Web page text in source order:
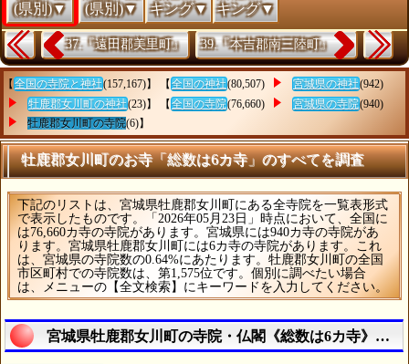
(県別)▼
(県別)▼
キング▼ キング▼
37.『遠田郡美里町』 39.『本吉郡南三陸町』
【 全国の寺院と神社(157,167)】 【 全国の神社(80,507) 宮城県の神社(942)
牡鹿郡女川町の神社(23)】 【 全国の寺院(76,660) 宮城県の寺院(940)
牡鹿郡女川町の寺院(6)】
牡鹿郡女川町のお寺「総数は6カ寺」のすべてを調査
下記のリストは、宮城県牡鹿郡女川町にある全寺院を一覧表形式
で表示したものです。「2026年05月23日」時点において、全国に
は76,660カ寺の寺院があります。宮城県には940カ寺の寺院があ
ります。宮城県牡鹿郡女川町には6カ寺の寺院があります。これ
は、宮城県の寺院数の0.64%にあたります。牡鹿郡女川町の全国
市区町村での寺院数は、第1,575位です。個別に調べたい場合
は、メニューの【全文検索】にキーワードを入力してください。
宮城県牡鹿郡女川町の寺院・仏閣《総数は6カ寺》を調